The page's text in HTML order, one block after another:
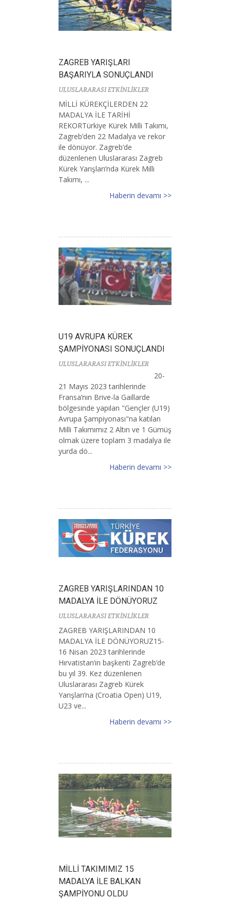
ZAGREB YARIŞLARI
BAŞARIYLA SONUÇLANDI
ULUSLARARASI ETKİNLİKLER
MİLLİ KÜREKÇİLERDEN 22
MADALYA İLE TARİHİ
REKORTürkiye Kürek Milli Takımı,
Zagreb’den 22 Madalya ve rekor
ile dönüyor. Zagreb’de
düzenlenen Uluslararası Zagreb
Kürek Yarışları’nda Kürek Milli
Takımı, ...
Haberin devamı >>
U19 AVRUPA KÜREK
ŞAMPİYONASI SONUÇLANDI
ULUSLARARASI ETKİNLİKLER
20-
21 Mayıs 2023 tarihlerinde
Fransa’nın Brive-la Gaillarde
bölgesinde yapılan "Gençler (U19)
Avrupa Şampiyonası"na katılan
Milli Takımımız 2 Altın ve 1 Gümüş
olmak üzere toplam 3 madalya ile
yurda dö...
Haberin devamı >>
ZAGREB YARIŞLARINDAN 10
MADALYA İLE DÖNÜYORUZ
ULUSLARARASI ETKİNLİKLER
ZAGREB YARIŞLARINDAN 10
MADALYA İLE DÖNÜYORUZ15-
16 Nisan 2023 tarihlerinde
Hırvatistan’ın başkenti Zagreb’de
bu yıl 39. Kez düzenlenen
Uluslararası Zagreb Kürek
Yarışları’na (Croatia Open) U19,
U23 ve...
Haberin devamı >>
MİLLİ TAKIMIMIZ 15
MADALYA İLE BALKAN
ŞAMPİYONU OLDU